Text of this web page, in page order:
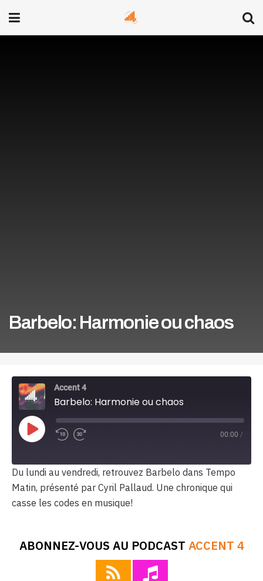
Barbelo: Harmonie ou chaos
Accent 4
Barbelo: Harmonie ou chaos
Play
Episode
00:00 /
Du lundi au vendredi, retrouvez Barbelo dans Tempo
Matin, présenté par Cyril Pallaud. Une chronique qui
casse les codes en musique!
ABONNEZ-VOUS AU PODCAST ACCENT 4